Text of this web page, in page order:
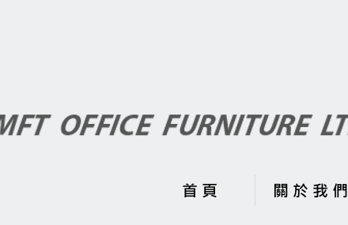
首 頁 關 於 我 們